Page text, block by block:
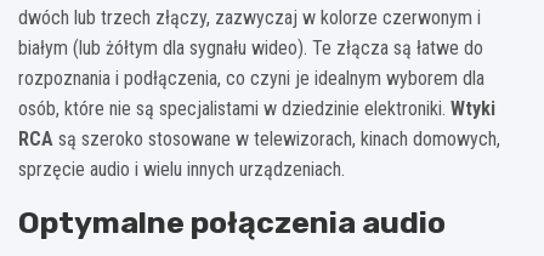
dwóch lub trzech złączy, zazwyczaj w kolorze czerwonym i
białym (lub żółtym dla sygnału wideo). Te złącza są łatwe do
rozpoznania i podłączenia, co czyni je idealnym wyborem dla
osób, które nie są specjalistami w dziedzinie elektroniki. Wtyki
RCA są szeroko stosowane w telewizorach, kinach domowych,
sprzęcie audio i wielu innych urządzeniach.
Optymalne połączenia audio